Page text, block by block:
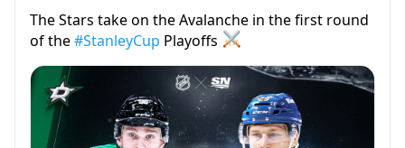
The Stars take on the Avalanche in the first round
of the#StanleyCup Playoffs